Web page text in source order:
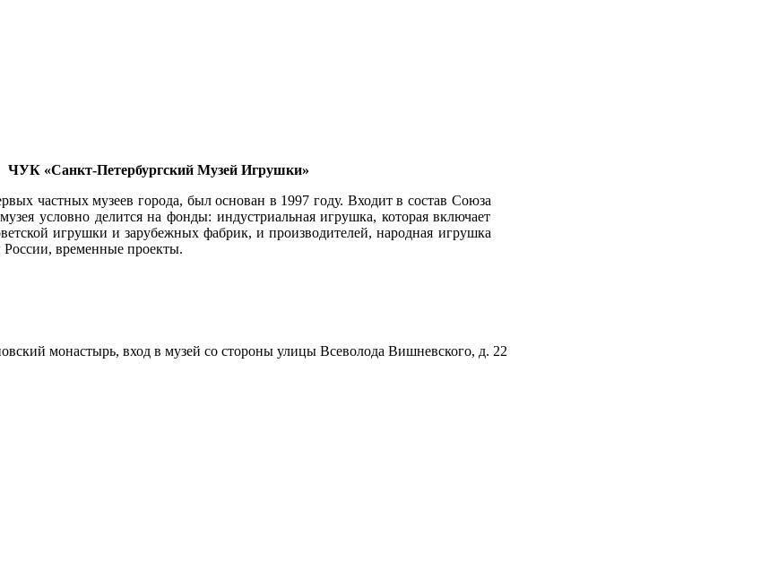
ЧУК «Санкт-Петербургский Музей Игрушки»
частных музеев города, был основан в 1997 году. Входит в состав Союза
условно делится на фонды: индустриальная игрушка, которая включает
игрушки и зарубежных фабрик, и производителей, народная игрушка
временные проекты.
монастырь, вход в музей со стороны улицы Всеволода Вишневского, д. 22